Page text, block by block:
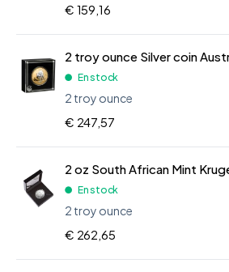
€ 159,16
En stock
2 troy ounce
€ 247,57
En stock
2 troy ounce
€ 262,65